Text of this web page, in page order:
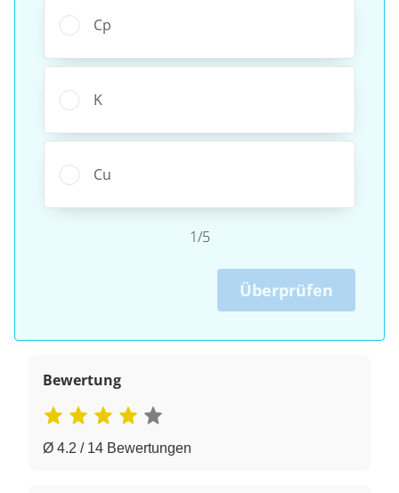
Cp
K
Cu
1/5
Überprüfen
Bewertung
Ø 4.2 / 14 Bewertungen